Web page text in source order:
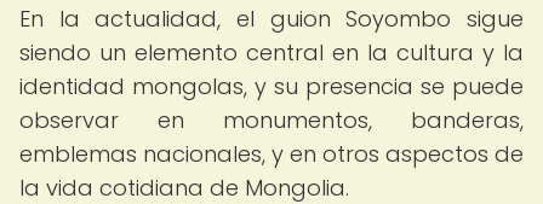
En la actualidad, el guion Soyombo sigue
siendo un elemento central en la cultura y la
identidad mongolas, y su presencia se puede
observar en monumentos, banderas,
emblemas nacionales, y en otros aspectos de
la vida cotidiana de Mongolia.